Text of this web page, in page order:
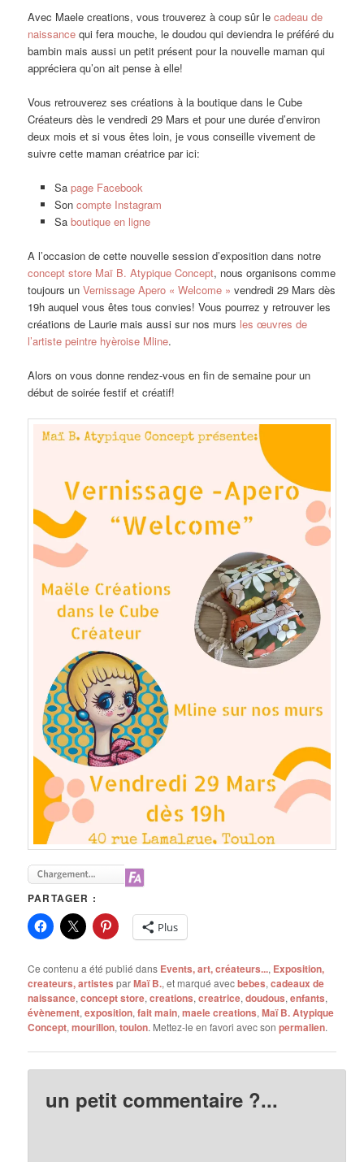
Avec Maele creations, vous trouverez à coup sûr lecadeau de
naissance qui fera mouche, le doudou qui deviendra le préféré du
bambin mais aussi un petit présent pour la nouvelle maman qui
appréciera qu’on ait pense à elle!
Vous retrouverez ses créations à la boutique dans le Cube
Créateurs dès le vendredi 29 Mars et pour une durée d’environ
deux mois et si vous êtes loin, je vous conseille vivement de
suivre cette maman créatrice par ici:
Sapage Facebook
Son compte Instagram
Saboutique en ligne
A l’occasion de cette nouvelle session d’exposition dans notre
concept store Maï B. Atypique Concept, nous organisons comme
toujours un Vernissage Apero « Welcome » vendredi 29 Mars dès
19h auquel vous êtes tous convies! Vous pourrez y retrouver les
créations de Laurie mais aussi sur nos murs les œuvres de
l’artiste peintre hyèroise Mline.
Alors on vous donne rendez-vous en fin de semaine pour un
début de soirée festif et créatif!
PARTAGER :
Plus
Ce contenu a été publié dans Events, art, créateurs..., Exposition,
createurs, artistes parMaï B., et marqué avecbebes,cadeaux de
naissance,concept store,creations,creatrice,doudous,enfants,
évènement,exposition,fait main,maele creations,Maï B. Atypique
Concept,mourillon,toulon. Mettez-le en favori avec sonpermalien.
un petit commentaire ?...